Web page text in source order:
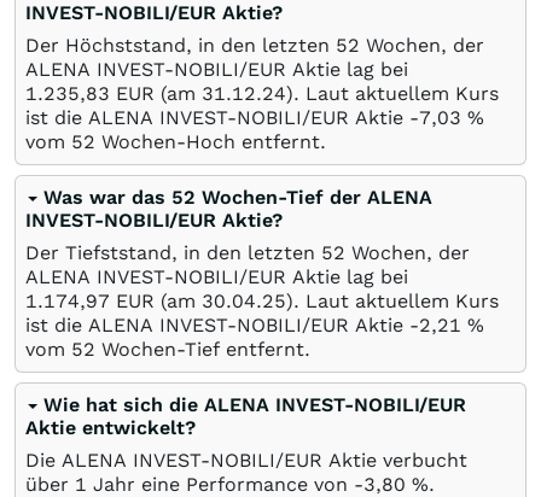
INVEST-NOBILI/EUR Aktie?
Der Höchststand, in den letzten 52 Wochen, der
ALENA INVEST-NOBILI/EUR Aktie lag bei
1.235,83 EUR (am 31.12.24). Laut aktuellem Kurs
ist die ALENA INVEST-NOBILI/EUR Aktie -7,03 %
vom 52 Wochen-Hoch entfernt.
Was war das 52 Wochen-Tief der ALENA
INVEST-NOBILI/EUR Aktie?
Der Tiefststand, in den letzten 52 Wochen, der
ALENA INVEST-NOBILI/EUR Aktie lag bei
1.174,97 EUR (am 30.04.25). Laut aktuellem Kurs
ist die ALENA INVEST-NOBILI/EUR Aktie -2,21 %
vom 52 Wochen-Tief entfernt.
Wie hat sich die ALENA INVEST-NOBILI/EUR
Aktie entwickelt?
Die ALENA INVEST-NOBILI/EUR Aktie verbucht
über 1 Jahr eine Performance von -3,80 %.